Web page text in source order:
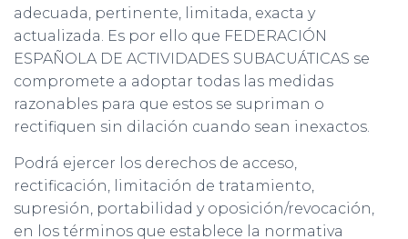
adecuada, pertinente, limitada, exacta y
actualizada. Es por ello que FEDERACIÓN
ESPAÑOLA DE ACTIVIDADES SUBACUÁTICAS se
compromete a adoptar todas las medidas
razonables para que estos se supriman o
rectifiquen sin dilación cuando sean inexactos.
Podrá ejercer los derechos de acceso,
rectificación, limitación de tratamiento,
supresión, portabilidad y oposición/revocación,
en los términos que establece la normativa